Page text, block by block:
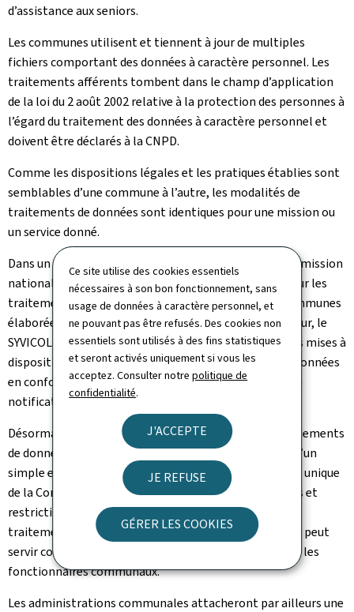
Ce site utilise des cookies essentiels
nécessaires à son bon fonctionnement, sans
usage de données à caractère personnel, et
ne pouvant pas être refusés. Des cookies non
essentiels sont utilisés à des fins statistiques
et seront activés uniquement si vous les
acceptez. Consulter notrepolitique de
confidentialité.
J'ACCEPTE
JE REFUSE
GÉRER LES COOKIES
d’assistance aux seniors.
Les communes utilisent et tiennent à jour de multiples
fichiers comportant des données à caractère personnel. Les
traitements afférents tombent dans le champ d’application
de la loi du 2 août 2002 relative à la protection des personnes à
l’égard du traitement des données à caractère personnel et
doivent être déclarés à la CNPD.
Comme les dispositions légales et les pratiques établies sont
semblables d’une commune à l’autre, les modalités de
traitements de données sont identiques pour une mission ou
un service donné.
Dans un souci de simplification administrative, la Commission
nationale vient d’adopter une notification-modèle pour les
traitements de données à caractère personnel des communes
élaborée en concertation avec le ministère de l’Intérieur, le
SYVICOL et le SIGI, dont les applications informatiques mises à
disposition des communes permettent de traiter les données
en conformité avec les modalités précisées dans ladite
notification unique.
Désormais, les communes pourront notifier leurs traitements
de données à la Commission nationale sous la forme d’un
simple engagement formel de conformité. La décision unique
de la Commission nationale, énumérant les conditions et
restrictions à respecter lors de la mise en oeuvre des
traitements, contribue à l’information des citoyens et peut
servir comme guide de référence et outil pratique pour les
fonctionnaires communaux.
Les administrations communales attacheront par ailleurs une